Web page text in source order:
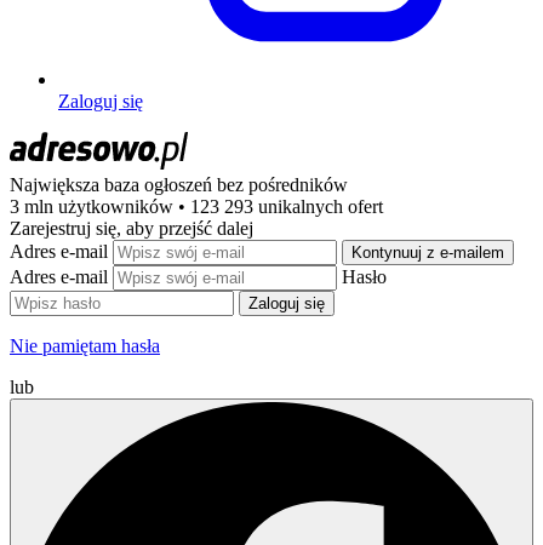
Zaloguj się
Największa baza ogłoszeń bez pośredników
3 mln użytkowników • 123 293 unikalnych ofert
Zarejestruj się, aby przejść dalej
Adres e-mail
Kontynuuj z e-mailem
Adres e-mail Hasło
Zaloguj się
Nie pamiętam hasła
lub